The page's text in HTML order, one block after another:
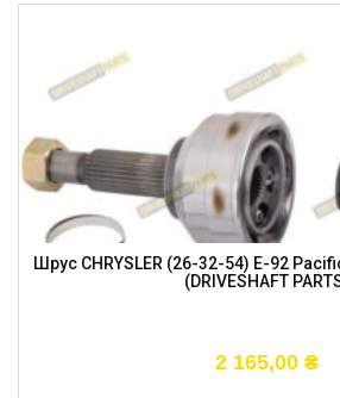
Шрус CHRYSLER (26-32-54) E-92
(DRIVESHAFT
2 165,00 ₴